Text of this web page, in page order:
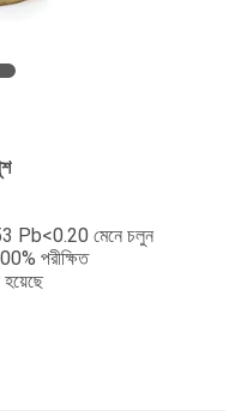
Pb<0.20 মেনে চলুন
পরীক্ষিত
হয়েছে